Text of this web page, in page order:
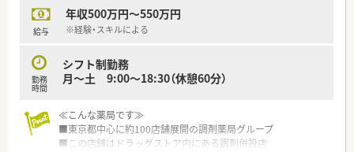
・正社員・パート社員・準社員・契約社員・アルバイトなど、
ライフスタイルに応じた就業形態あり！
≪研修等≫
・模擬調剤室などを準備した専用の研修センターを設置
・調剤コースとOTCコース、目指したい薬剤師像に応じて選べま
・調剤スキルやOTCカウンセリングスキルのみならず、
コミュニケーションスキルやマネジメントスキルまで学べる
内容です
給与
年収500万円～550万円
※経験・スキルによる
勤務
時間
シフト制勤務
月～土 9:00～18:30（休憩60分）
≪こんな薬局です≫
■東京都中心に約100店舗展開の調剤薬局グループ
■この店舗はドラッグストア内にある調剤併設店